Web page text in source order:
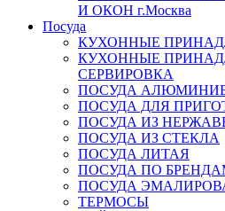
И ОКОН г.Москва
Посуда
КУХОННЫЕ
КУХОННЫЕ
СЕРВИРОВКА
ПОСУДА
ПОСУДА ДЛЯ
ПОСУДА ИЗ
ПОСУДА ИЗ СТЕКЛА
ПОСУДА ЛИТАЯ
ПОСУДА ПО
ПОСУДА
ТЕРМОСЫ